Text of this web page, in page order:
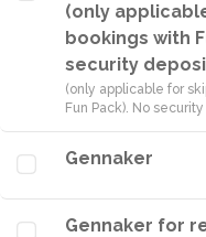
(only
bookings with
security
(only applicable for
Fun Pack). No
Gennaker
Gennaker for